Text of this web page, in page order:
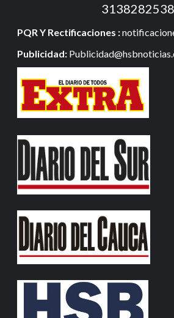
PQR Y Rectificaciones :
Publicidad: